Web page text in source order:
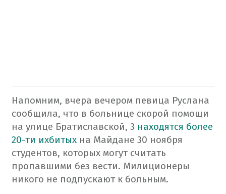
Напомним, вчера вечером певица Руслана
сообщила, что в больнице скорой помощи
на улице Братиславской, 3 находятся более
20-ти ихбитых на Майдане 30 ноября
студентов, которых могут считать
пропавшими без вести. Милиционеры
никого не подпускают к больным.